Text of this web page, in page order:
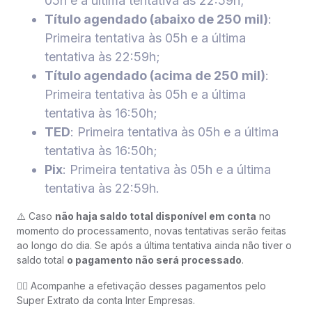
Título agendado (abaixo de 250 mil):
Primeira tentativa às 05h e a última
tentativa às 22:59h;
Título agendado (acima de 250 mil):
Primeira tentativa às 05h e a última
tentativa às 16:50h;
TED: Primeira tentativa às 05h e a última
tentativa às 16:50h;
Pix: Primeira tentativa às 05h e a última
tentativa às 22:59h.
⚠️ Caso não haja saldo total disponível em conta no
momento do processamento, novas tentativas serão feitas
ao longo do dia. Se após a última tentativa ainda não tiver o
saldo total o pagamento não será processado.
👉🏻 Acompanhe a efetivação desses pagamentos pelo
Super Extrato da conta Inter Empresas.